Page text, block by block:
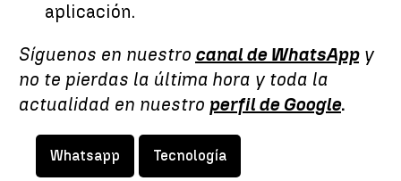
aplicación.
Síguenos en nuestro canal de WhatsAppy
no te pierdas la última hora y toda la
actualidad en nuestro perfil de Google.
Whatsapp Tecnología